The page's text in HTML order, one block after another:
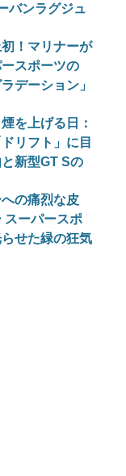
バンラグジュ
！マリナーが
スポーツの
デーション」
を上げる日：
リフト」に目
新型GT Sの
の痛烈な皮
スーパースポ
せた緑の狂気